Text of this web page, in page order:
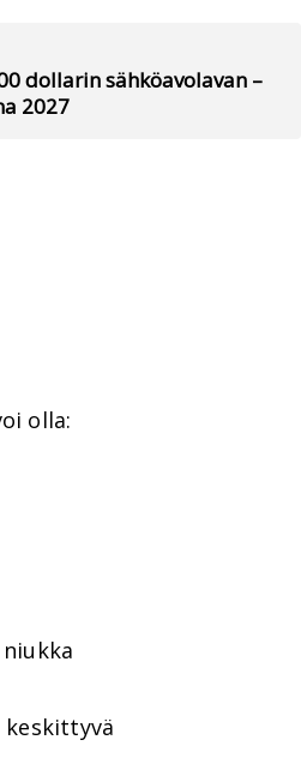
dollarin sähköavolavan –
2027
olla: